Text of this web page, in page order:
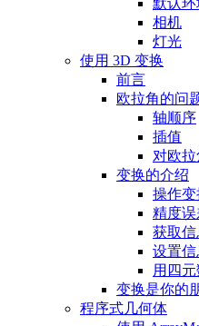
默认环
相机
灯光
使用 3D 变换
前言
欧拉角的问
轴顺序
插值
对欧
变换的介绍
操作变
精度误
获取信
设置信
用四
变换是你的
程序式几何体